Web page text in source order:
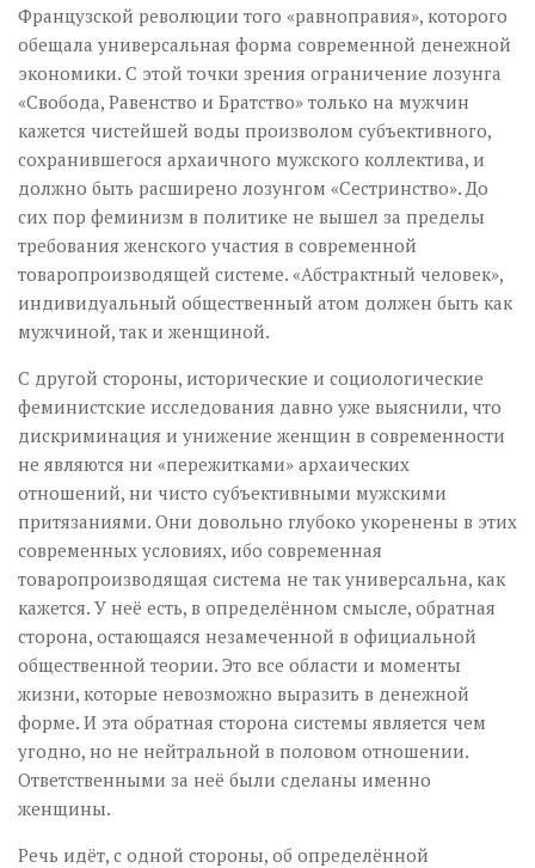
Французской революции того «равноправия», которого
обещала универсальная форма современной денежной
экономики. С этой точки зрения ограничение лозунга
«Свобода, Равенство и Братство» только на мужчин
кажется чистейшей воды произволом субъективного,
сохранившегося архаичного мужского коллектива, и
должно быть расширено лозунгом «Сестринство». До
сих пор феминизм в политике не вышел за пределы
требования женского участия в современной
товаропроизводящей системе. «Абстрактный человек»,
индивидуальный общественный атом должен быть как
мужчиной, так и женщиной.
С другой стороны, исторические и социологические
феминистские исследования давно уже выяснили, что
дискриминация и унижение женщин в современности
не являются ни «пережитками» архаических
отношений, ни чисто субъективными мужскими
притязаниями. Они довольно глубоко укоренены в этих
современных условиях, ибо современная
товаропроизводящая система не так универсальна, как
кажется. У неё есть, в определённом смысле, обратная
сторона, остающаяся незамеченной в официальной
общественной теории. Это все области и моменты
жизни, которые невозможно выразить в денежной
форме. И эта обратная сторона системы является чем
угодно, но не нейтральной в половом отношении.
Ответственными за неё были сделаны именно
женщины.
Речь идёт, с одной стороны, об определённой